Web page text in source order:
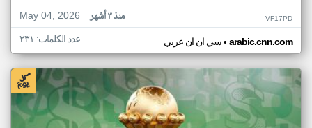
May 04, 2026
منذ ٣ أشهر VF17PD
سي ان ان عربي• arabic.cnn.com عدد الكلمات: ٢٣١